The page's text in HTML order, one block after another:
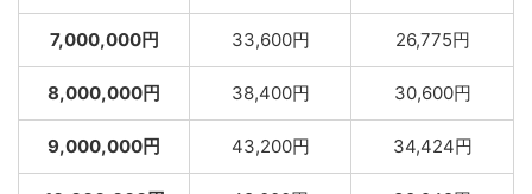
7,000,000円 33,600円 26,775円
8,000,000円 38,400円 30,600円
9,000,000円 43,200円 34,424円